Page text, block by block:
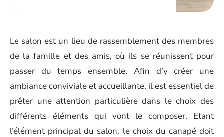
Le salon est un lieu de rassemblement des membres
de la famille et des amis, où ils se réunissent pour
passer du temps ensemble. Afin d’y créer une
ambiance conviviale et accueillante, il est essentiel de
prêter une attention particulière dans le choix des
différents éléments qui vont le composer. Etant
l’élément principal du salon, le choix du canapé doit